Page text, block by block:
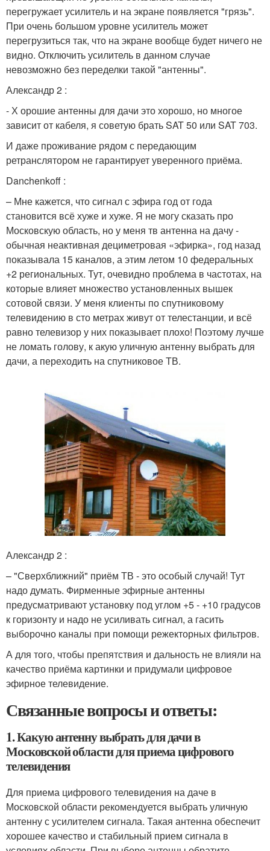
перегружает усилитель и на экране появляется "грязь".
При очень большом уровне усилитель может
перегрузиться так, что на экране вообще будет ничего не
видно. Отключить усилитель в данном случае
невозможно без переделки такой "антенны".
Александр 2 :
- Х орошие антенны для дачи это хорошо, но многое
зависит от кабеля, я советую брать SAT 50 или SAT 703.
И даже проживание рядом с передающим
ретранслятором не гарантирует уверенного приёма.
Danchenkoff :
– Мне кажется, что сигнал с эфира год от года
становится всё хуже и хуже. Я не могу сказать про
Московскую область, но у меня тв антенна на дачу -
обычная неактивная дециметровая «эфирка», год назад
показывала 15 каналов, а этим летом 10 федеральных
+2 региональных. Тут, очевидно проблема в частотах, на
которые влияет множество установленных вышек
сотовой связи. У меня клиенты по спутниковому
телевидению в сто метрах живут от телестанции, и всё
равно телевизор у них показывает плохо! Поэтому лучше
не ломать голову, к акую уличную антенну выбрать для
дачи, а переходить на спутниковое ТВ.
Александр 2 :
– "Сверхближний" приём ТВ - это особый случай! Тут
надо думать. Фирменные эфирные антенны
предусматривают установку под углом +5 - +10 градусов
к горизонту и надо не усиливать сигнал, а гасить
выборочно каналы при помощи режекторных фильтров.
А для того, чтобы препятствия и дальность не влияли на
качество приёма картинки и придумали цифровое
эфирное телевидение.
Связанные вопросы и ответы:
1. Какую антенну выбрать для дачи в
Московской области для приема цифрового
телевидения
Для приема цифрового телевидения на даче в
Московской области рекомендуется выбрать уличную
антенну с усилителем сигнала. Такая антенна обеспечит
хорошее качество и стабильный прием сигнала в